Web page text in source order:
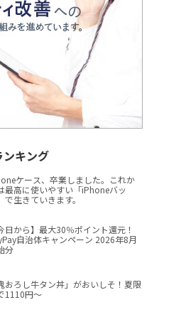
ンキング
ケース、卒業しました。これか
最高に使いやすい「iPhoneバッ
で生きていきます。
日から】最大30％ポイント還元！
自治体キャンペーン 2026年8月
分
おろし牛タン丼」がおいしそ！夏限
1110円～